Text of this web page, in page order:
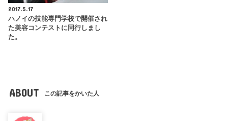
2017.5.17
ハノイの技能専門学校で開催され
た美容コンテストに同行しまし
た。
ABOUT この記事をかいた人